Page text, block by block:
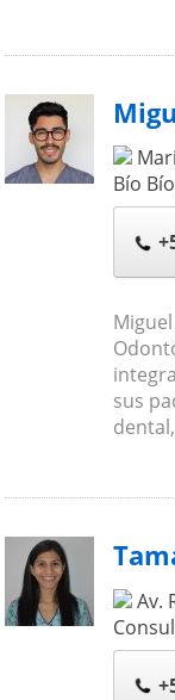
Bío
sus
Av.